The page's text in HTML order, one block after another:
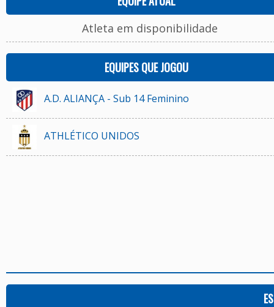
Atleta em disponibilidade
EQUIPES QUE JOGOU
A.D. ALIANÇA - Sub 14 Feminino
ATHLÉTICO UNIDOS